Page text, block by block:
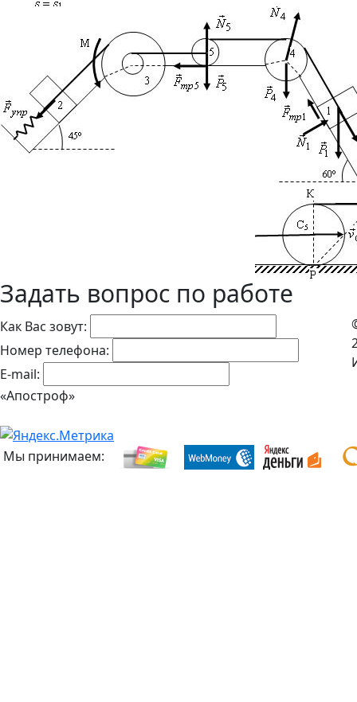
Задать вопрос по работе
Как Вас зовут:
Номер телефона:
E-mail:
«Апостроф»
Мы принимаем: